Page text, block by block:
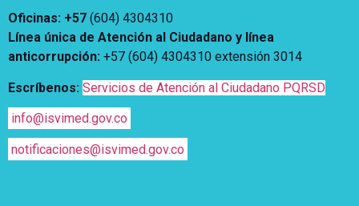
Más Información sobre Accesibilidad
Oficinas: +57 (604) 4304310
Línea única de Atención al Ciudadano y línea
anticorrupción: +57 (604) 4304310 extensión 3014
Escríbenos: Servicios de Atención al Ciudadano PQRSD
info@isvimed.gov.co
notificaciones@isvimed.gov.co